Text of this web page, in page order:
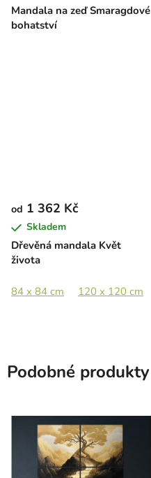
Mandala na zeď Smaragdové
bohatství
Dřevěná mandala Květ
života
od 1 362 Kč
Skladem
84 x 84 cm 120 x 120 cm
Podobné produkty